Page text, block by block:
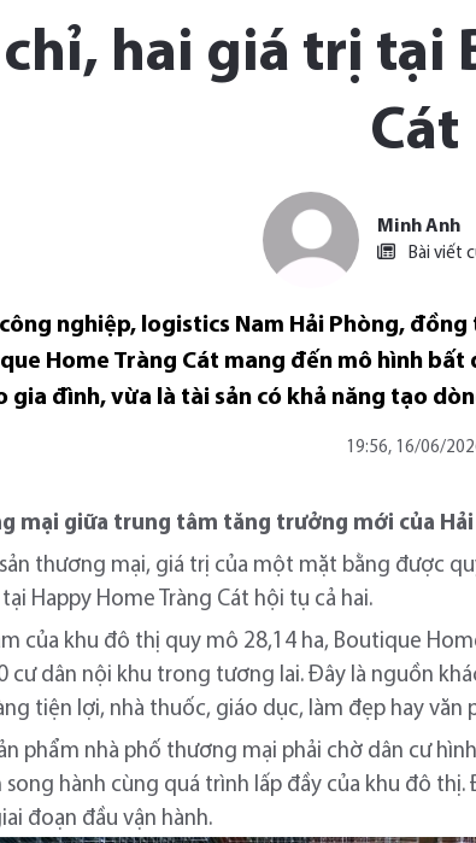
hai giá trị tại
Cát
Minh Anh
Bài viết
nghiệp, logistics Nam Hải Phòng,
Home Tràng Cát mang đến mô hình
gia đình, vừa là tài sản có khả năng tạo
19:56, 16/06/
mại giữa trung tâm tăng trưởng mới của Hải
thương mại, giá trị của một mặt bằng được
Happy Home Tràng Cát hội tụ cả hai.
của khu đô thị quy mô 28,14 ha, Boutique
cư dân nội khu trong tương lai. Đây là nguồn
tiện lợi, nhà thuốc, giáo dục, làm đẹp hay văn
phẩm nhà phố thương mại phải chờ dân cư
hành cùng quá trình lấp đầy của khu đô
đoạn đầu vận hành.